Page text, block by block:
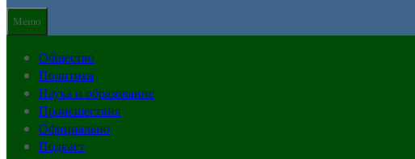
Меню
Общество
Политика
Наука и образование
Происшествия
Официально
Подкаст